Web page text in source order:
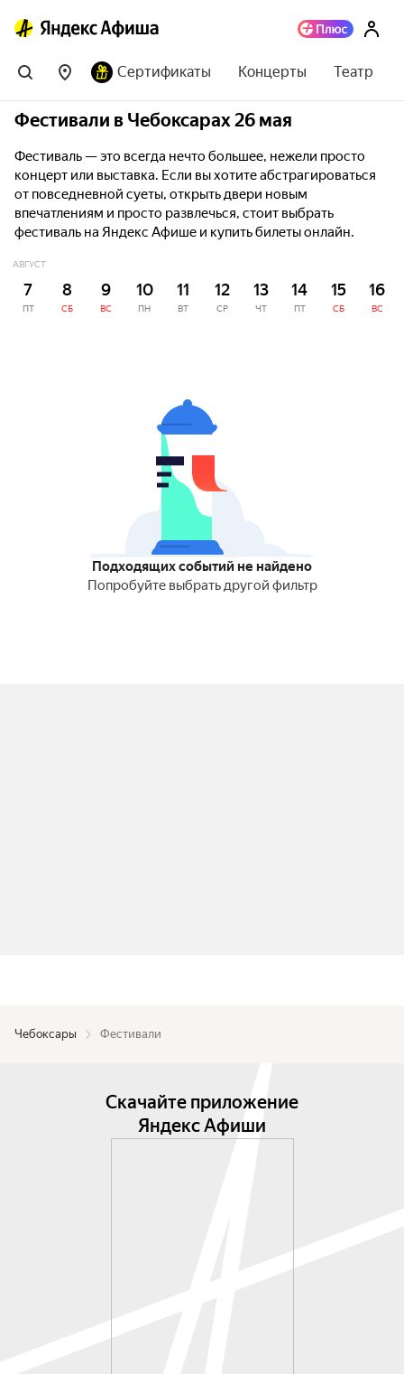
Сертификаты Концерты Театр
Фестивали в Чебоксарах 26 мая
Фестиваль — это всегда нечто большее, нежели просто
концерт или выставка. Если вы хотите абстрагироваться
от повседневной суеты, открыть двери новым
впечатлениям и просто развлечься, стоит выбрать
фестиваль на Яндекс Афише и купить билеты онлайн.
АВГУСТ
7
ПТ
8
СБ
9
ВС
10
ПН
11
ВТ
12
СР
13
ЧТ
14
ПТ
15
СБ
16
ВС
Подходящих событий не найдено
Попробуйте выбрать другой фильтр
Чебоксары Фестивали
Скачайте приложение
Яндекс Афиши